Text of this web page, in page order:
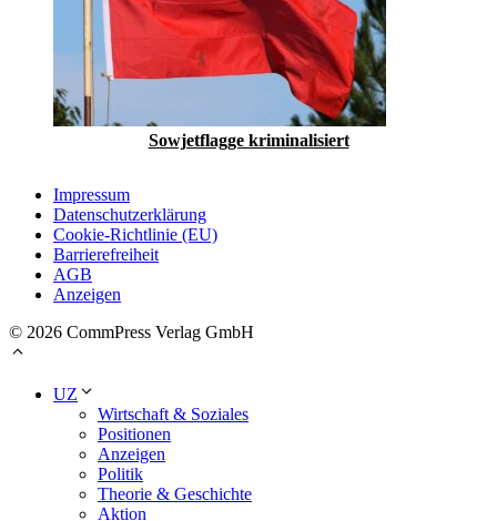
Sowjetflagge ­kriminalisiert
Impressum
Datenschutzerklärung
Cookie-Richtlinie (EU)
Barrierefreiheit
AGB
Anzeigen
© 2026 CommPress Verlag GmbH
UZ
Wirtschaft & Soziales
Positionen
Anzeigen
Politik
Theorie & Geschichte
Aktion